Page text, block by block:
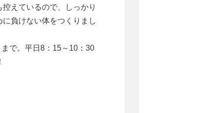
えているので、しっかり
負けない体をつくりまし
で。平日8：15～10：30